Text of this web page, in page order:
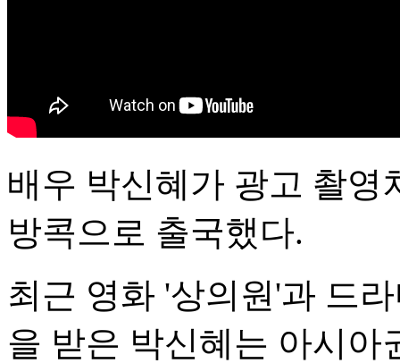
배우 박신혜가 광고 촬영
방콕으로 출국했다.
최근 영화 '상의원'과 드
을 받은 박신혜는 아시아